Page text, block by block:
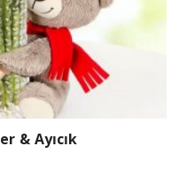
& Ayıcık